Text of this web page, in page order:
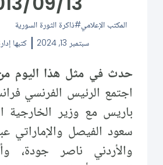
المكتب الإعلامي ذاكرة الثورة السورية
سبتمبر 13, 2024
كتبها
حدث في مثل هذا اليوم من
اجتمع الرئيس الفرنسي
باريس مع وزير الخارجية
سعود الفيصل والإماراتي
والأردني ناصر جودة،